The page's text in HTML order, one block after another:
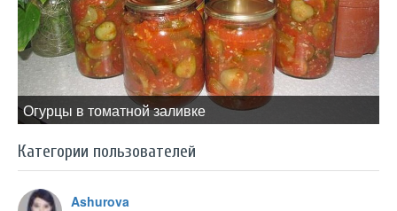
Огурцы в томатной заливке
Категории пользователей
Ashurova